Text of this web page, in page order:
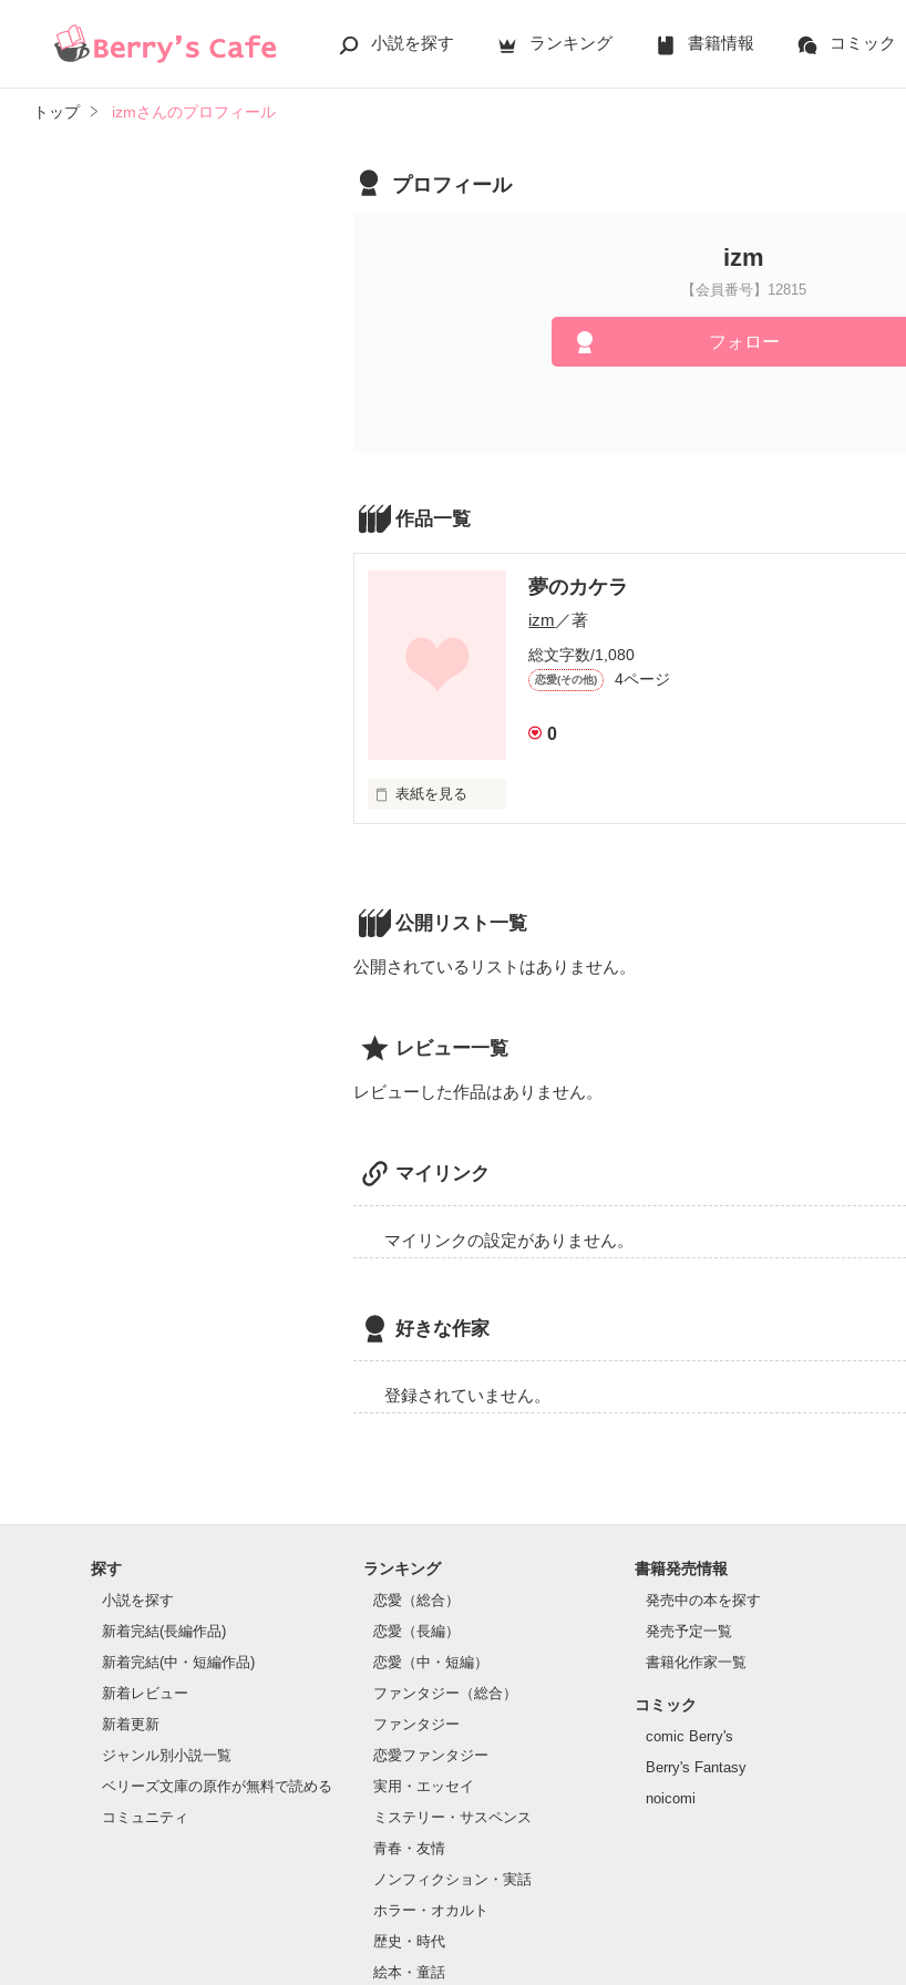
小説を探す ランキング 書籍情報 コミック
トップ izmさんのプロフィール
プロフィール
izm
【会員番号】12815
フォロー
作品一覧
夢のカケラ
izm／著
総文字数/1,080
恋愛(その他) 4ページ
0
表紙を見る
公開リスト一覧
公開されているリストはありません。
レビュー一覧
レビューした作品はありません。
マイリンク
マイリンクの設定がありません。
好きな作家
登録されていません。
探す
小説を探す
新着完結(長編作品)
新着完結(中・短編作品)
新着レビュー
新着更新
ジャンル別小説一覧
ベリーズ文庫の原作が無料で読める
コミュニティ
ランキング
恋愛（総合）
恋愛（長編）
恋愛（中・短編）
ファンタジー（総合）
ファンタジー
恋愛ファンタジー
実用・エッセイ
ミステリー・サスペンス
青春・友情
ノンフィクション・実話
ホラー・オカルト
歴史・時代
絵本・童話
書籍発売情報
発売中の本を探す
発売予定一覧
書籍化作家一覧
コミック
comic Berry's
Berry's Fantasy
noicomi